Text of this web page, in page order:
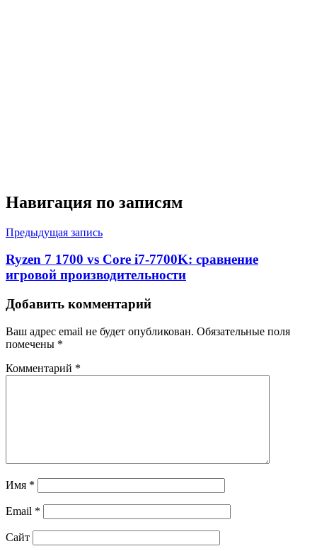
Навигация по записям
Предыдущая запись
Ryzen 7 1700 vs Core i7-7700K: сравнение
игровой производительности
Добавить комментарий
Ваш адрес email не будет опубликован. Обязательные поля
помечены *
Комментарий *
Имя *
Email *
Сайт